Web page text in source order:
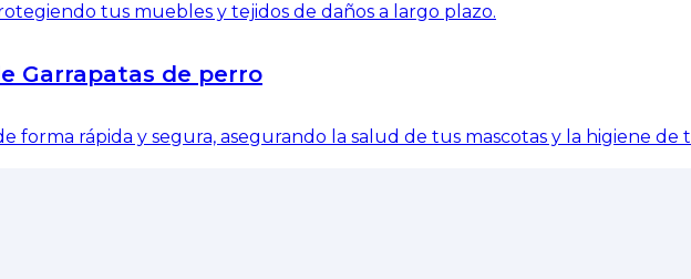
tus muebles y tejidos de daños a largo plazo.
Garrapatas de perro
forma rápida y segura, asegurando la salud de tus mascotas y la higiene de